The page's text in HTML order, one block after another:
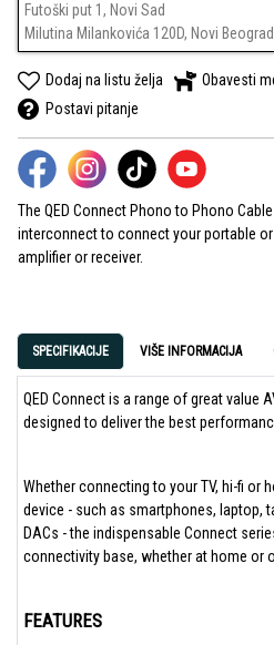
Futoški put 1, Novi Sad
Milutina Milankovića 120D, Novi Beograd
Dodaj na listu želja
Obavesti
Postavi pitanje
The QED Connect Phono to Phono
interconnect to connect your portable
amplifier or receiver.
SPECIFIKACIJE VIŠE INFORMACIJA
QED Connect is a range of great value
designed to deliver the best
Whether connecting to your TV, hi-fi or
device - such as smartphones, laptop,
DACs - the indispensable Connect
connectivity base, whether at home or
FEATURES